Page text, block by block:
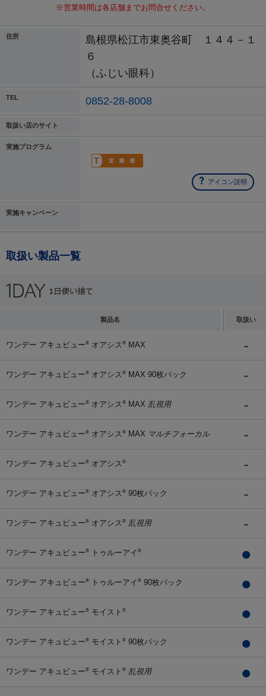
※営業時間は各店舗までお問合せください。
住所
島根県松江市東奥谷町 １４４－１
６
（ふじい眼科）
TEL 0852-28-8008
取扱い店のサイト
実施プログラム
アイコン説明
実施キャンペーン
取扱い製品一覧
製品名 取扱い
ワンデー アキュビュー® オアシス ® MAX
ワンデー アキュビュー® オアシス ® MAX 90枚パック
ワンデー アキュビュー® オアシス ® MAX 乱視用
ワンデー アキュビュー® オアシス ® MAX マルチフォーカル
ワンデー アキュビュー® オアシス ®
ワンデー アキュビュー® オアシス ® 90枚パック
ワンデー アキュビュー® オアシス ® 乱視用
ワンデー アキュビュー® トゥルーアイ ®
ワンデー アキュビュー® トゥルーアイ ® 90枚パック
ワンデー アキュビュー® モイスト ®
ワンデー アキュビュー® モイスト ® 90枚パック
ワンデー アキュビュー® モイスト ® 乱視用